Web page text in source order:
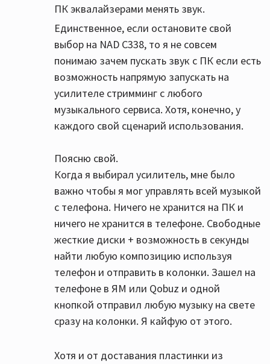
ПК эквалайзерами менять звук.
Единственное, если остановите свой
выбор на NAD C338, то я не совсем
понимаю зачем пускать звук с ПК если есть
возможность напрямую запускать на
усилителе стримминг с любого
музыкального сервиса. Хотя, конечно, у
каждого свой сценарий использования.
Поясню свой.
Когда я выбирал усилитель, мне было
важно чтобы я мог управлять всей музыкой
с телефона. Ничего не хранится на ПК и
ничего не хранится в телефоне. Свободные
жесткие диски + возможность в секунды
найти любую композицию используя
телефон и отправить в колонки. Зашел на
телефоне в ЯМ или Qobuz и одной
кнопкой отправил любую музыку на свете
сразу на колонки. Я кайфую от этого.
Хотя и от доставания пластинки из